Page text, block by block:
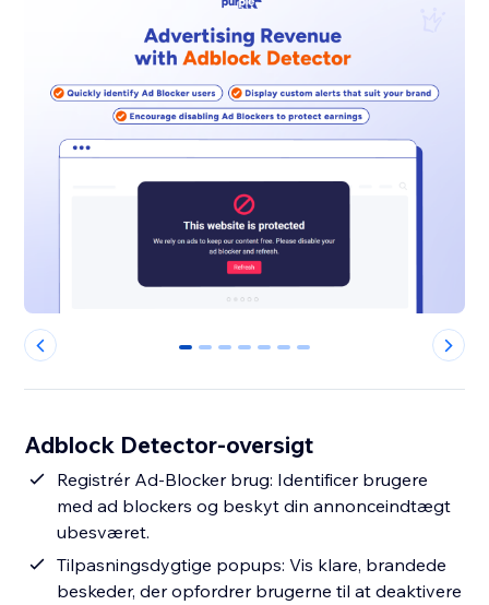
0 1 2 3 4 5 6
Adblock Detector-oversigt
Registrér Ad-Blocker brug: Identificer brugere
med ad blockers og beskyt din annonceindtægt
ubesværet.
Tilpasningsdygtige popups: Vis klare, brandede
beskeder, der opfordrer brugerne til at deaktivere